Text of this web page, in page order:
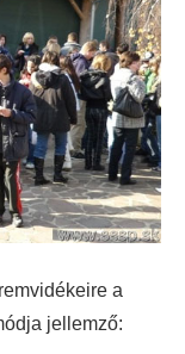
a
jellemző: